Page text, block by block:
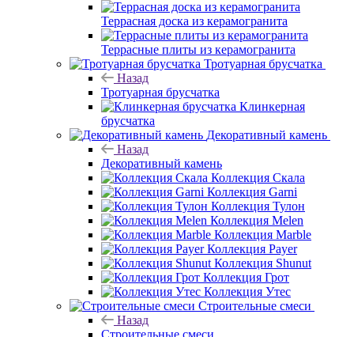
Террасная доска из керамогранита
Террасные плиты из керамогранита
Тротуарная брусчатка
Назад
Тротуарная брусчатка
Клинкерная
брусчатка
Декоративный камень
Назад
Декоративный камень
Коллекция Скала
Коллекция Garni
Коллекция Тулон
Коллекция Melen
Коллекция Marble
Коллекция Payer
Коллекция Shunut
Коллекция Грот
Коллекция Утес
Строительные смеси
Назад
Строительные смеси